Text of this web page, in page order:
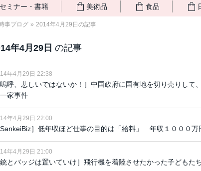
セミナー・書籍 美術品 食品
事ブログ » 2014年4月29日の記事
年4月29日 の記事
年4月29日 22:38
嗚呼、悲しいではないか！］中国政府に国有地を切り売りして
家事件
年4月29日 22:00
SankeiBiz］低年収ほど仕事の目的は「給料」 年収１０００万
年4月29日 21:00
銃とバッジは置いていけ］飛行機を着陸させたかった子どもた